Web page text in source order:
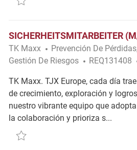
SICHERHEITSMITARBEITER
TK Maxx Categoría
Prevención De
Gestión De Riesgos
REQ131408
TK Maxx. TJX Europe, cada día
de crecimiento, exploración y
nuestro vibrante equipo que
la colaboración y prioriza s...
Salvar Sicherheitsmitarbeiter